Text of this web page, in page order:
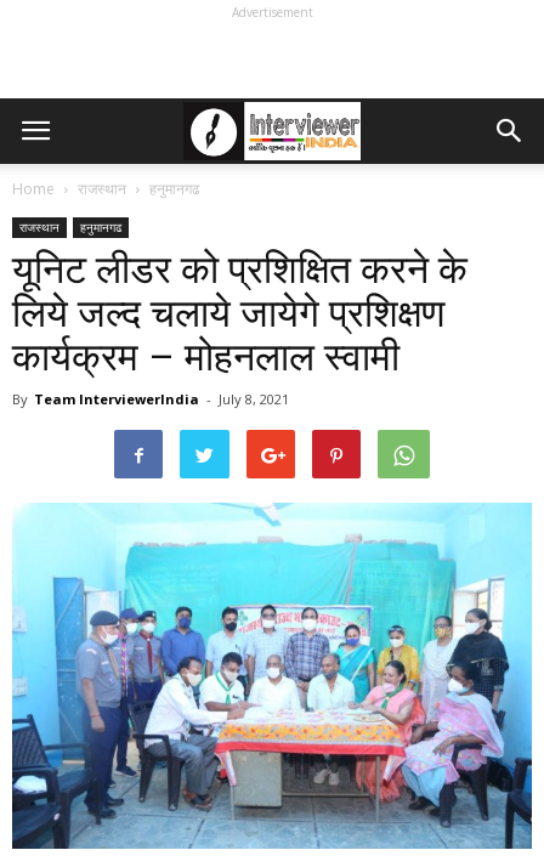
Advertisement
Home राजस्थान हनुमानगढ
राजस्थान हनुमानगढ
यूनिट लीडर को प्रशिक्षित करने के
लिये जल्द चलाये जायेगे प्रशिक्षण
कार्यक्रम – मोहनलाल स्वामी
By Team InterviewerIndia - July 8, 2021